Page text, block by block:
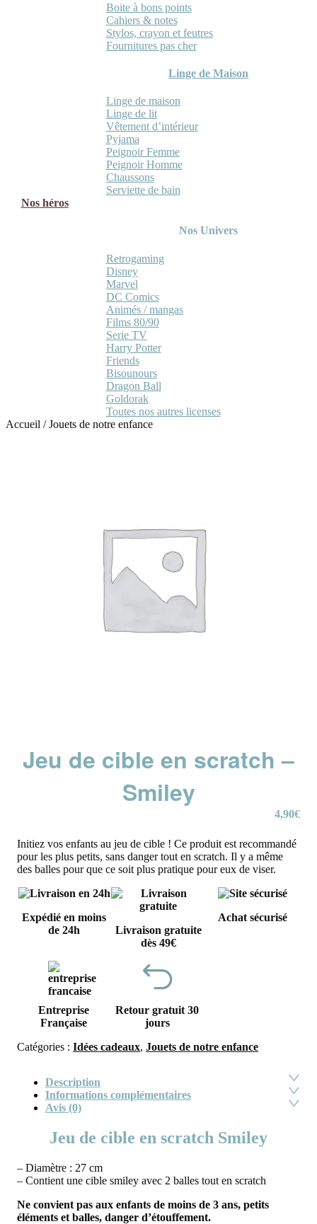
Boite à bons points
Cahiers & notes
Stylos, crayon et feutres
Fournitures pas cher
Linge de Maison
Linge de maison
Linge de lit
Vêtement d’intérieur
Pyjama
Peignoir Femme
Peignoir Homme
Chaussons
Serviette de bain
Nos héros
Nos Univers
Retrogaming
Disney
Marvel
DC Comics
Animés / mangas
Films 80/90
Serie TV
Harry Potter
Friends
Bisounours
Dragon Ball
Goldorak
Toutes nos autres licenses
Accueil /Jouets de notre enfance
Jeu de cible en scratch –
Smiley
4,90€
Initiez vos enfants au jeu de cible ! Ce produit est recommandé
pour les plus petits, sans danger tout en scratch. Il y a même
des balles pour que ce soit plus pratique pour eux de viser.
Expédié en moins
de 24h
Livraison gratuite
dès 49€
Achat sécurisé
Entreprise
Française
Retour gratuit 30
jours
Catégories : Idées cadeaux, Jouets de notre enfance
Description
Informations complémentaires
Avis (0)
Jeu de cible en scratch Smiley
– Diamètre : 27 cm
– Contient une cible smiley avec 2 balles tout en scratch
Ne convient pas aux enfants de moins de 3 ans, petits
éléments et balles, danger d’étouffement.